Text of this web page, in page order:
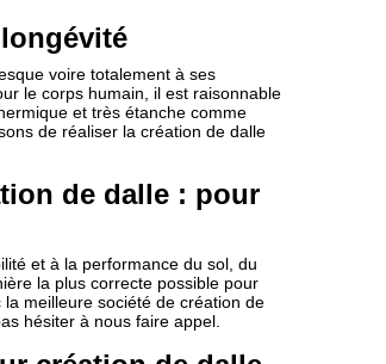
voire totalement à ses
le corps humain, il est raisonnable
et très étanche comme
de réaliser la création de dalle
de dalle : pour
et à la performance du sol, du
la plus correcte possible pour
meilleure société de création de
hésiter à nous faire appel.